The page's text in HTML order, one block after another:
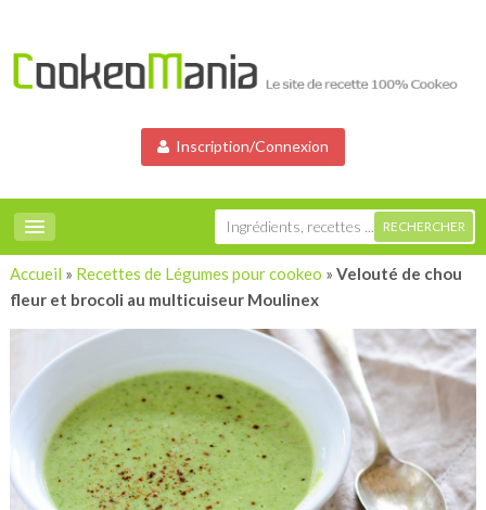
Inscription/Connexion
Accueil » Recettes de Légumes pour cookeo » Velouté de chou
fleur et brocoli au multicuiseur Moulinex